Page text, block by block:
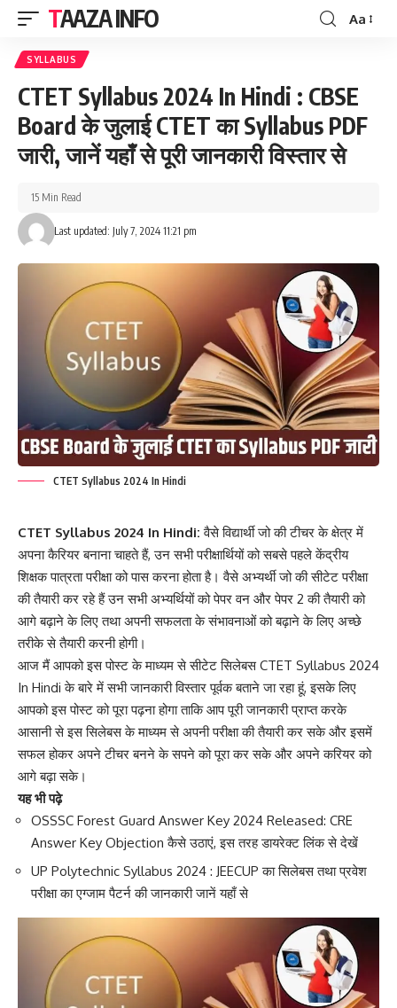
TAAZA INFO
Font
Aa
SYLLABUS
CTET Syllabus 2024 In Hindi : CBSE
Board के जुलाई CTET का Syllabus PDF
जारी, जानें यहाँ से पूरी जानकारी विस्तार से
Last updated: July 7, 2024 11:21 pm
15 Min Read
CTET Syllabus 2024 In Hindi
CTET Syllabus 2024 In Hindi:वैसे विद्यार्थी जो की टीचर के क्षेत्र में
अपना कैरियर बनाना चाहते हैं, उन सभी परीक्षार्थियों को सबसे पहले केंद्रीय
शिक्षक पात्रता परीक्षा को पास करना होता है। वैसे अभ्यर्थी जो की सीटेट परीक्षा
की तैयारी कर रहे हैं उन सभी अभ्यर्थियों को पेपर वन और पेपर 2 की तैयारी को
आगे बढ़ाने के लिए तथा अपनी सफलता के संभावनाओं को बढ़ाने के लिए अच्छे
तरीके से तैयारी करनी होगी।
आज मैं आपको इस पोस्ट के माध्यम से सीटेट सिलेबस CTET Syllabus 2024
In Hindi के बारे में सभी जानकारी विस्तार पूर्वक बताने जा रहा हूं, इसके लिए
आपको इस पोस्ट को पूरा पढ़ना होगा ताकि आप पूरी जानकारी प्राप्त करके
आसानी से इस सिलेबस के माध्यम से अपनी परीक्षा की तैयारी कर सके और इसमें
सफल होकर अपने टीचर बनने के सपने को पूरा कर सके और अपने करियर को
आगे बढ़ा सके।
यह भी पढ़े
OSSSC Forest Guard Answer Key 2024 Released: CRE
Answer Key Objection कैसे उठाएं, इस तरह डायरेक्ट लिंक से देखें
UP Polytechnic Syllabus 2024 : JEECUP का सिलेबस तथा प्रवेश
परीक्षा का एग्जाम पैटर्न की जानकारी जानें यहाँ से